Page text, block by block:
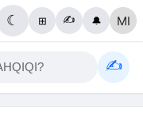
☾ ⊞ ✍️ 🔔
✍️